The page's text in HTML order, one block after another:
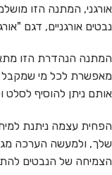
אורגני, המתנה הזו
נבטים אורגניים, דגם
המתנה הנהדרת הזו
מאפשרת לכל מי שמקבל
אותם ניתן להוסיף לסלט
הפחית עצמה ניתנת
שלך, ולמעשה הערכה
הצמיחה של הנבטים